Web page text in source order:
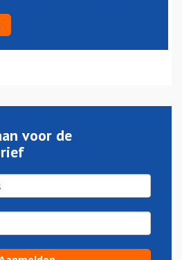
dreigt luchtvaart Nigeria stil
voor de